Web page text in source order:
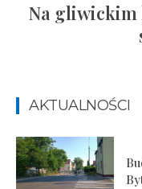
Na gliwickim
AKTUALNOŚCI